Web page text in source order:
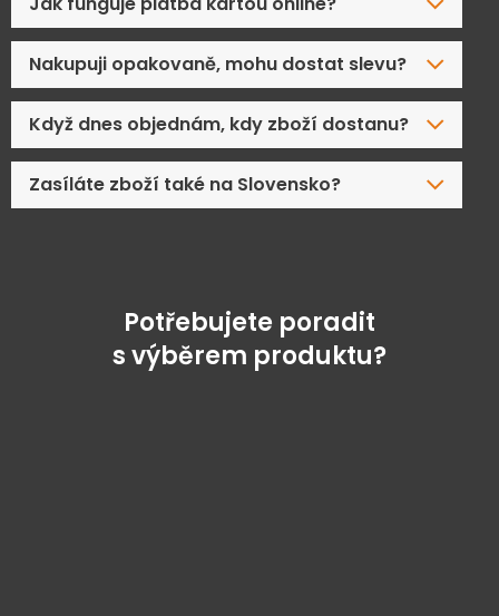
Nakupuji opakovaně, mohu dostat slevu?
Když dnes objednám, kdy zboží dostanu?
Zasíláte zboží také na Slovensko?
Potřebujete poradit
s výběrem produktu?